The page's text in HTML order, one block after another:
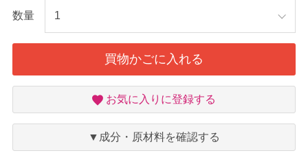
数量
買物かごに入れる
お
入
り
お気に入りに登録する
▼成分・原材料を確認する